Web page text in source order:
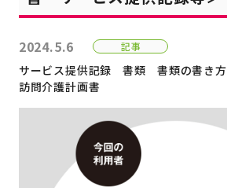
2024.5.6 記事
サービス提供記録 書類 書類の書き方
訪問介護計画書